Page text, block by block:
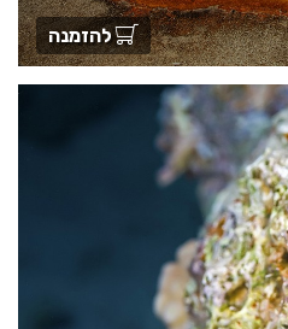
להזמנה